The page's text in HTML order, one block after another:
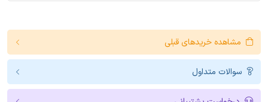
مشاهده خریدهای قبلی
سوالات متداول